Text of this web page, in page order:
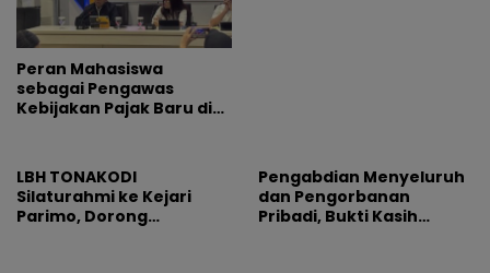
Peran Mahasiswa
sebagai Pengawas
Kebijakan Pajak Baru di
LBH TONAKODI
Silaturahmi ke Kejari
Parimo, Dorong
Pengabdian Menyeluruh
dan Pengorbanan
Pribadi, Bukti Kasih